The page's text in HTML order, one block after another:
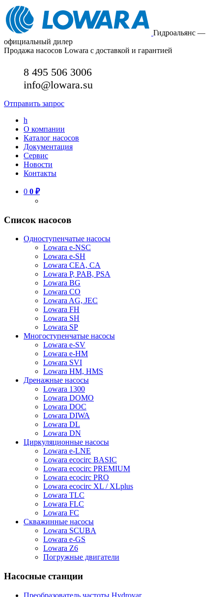
Гидроальянс —
официальный дилер
Продажа насосов Lowara с доставкой и гарантией
8 495 506 3006
info@lowara.su
Отправить запрос
h
О компании
Каталог насосов
Документация
Сервис
Новости
Контакты
0 0 ₽
Список насосов
Одноступенчатые насосы
Lowara e-NSC
Lowara e-SH
Lowara CEA, CA
Lowara P, PAB, PSA
Lowara BG
Lowara CO
Lowara AG, JEC
Lowara FH
Lowara SH
Lowara SP
Многоступенчатые насосы
Lowara e-SV
Lowara e-HM
Lowara SVI
Lowara HM, HMS
Дренажные насосы
Lowara 1300
Lowara DOMO
Lowara DOC
Lowara DIWA
Lowara DL
Lowara DN
Циркуляционные насосы
Lowara e-LNE
Lowara ecocirc BASIC
Lowara ecocirc PREMIUM
Lowara ecocirc PRO
Lowara ecocirc XL / XLplus
Lowara TLC
Lowara FLC
Lowara FC
Скважинные насосы
Lowara SCUBA
Lowara e-GS
Lowara Z6
Погружные двигатели
Насосные станции
Преобразователь частоты Hydrovar